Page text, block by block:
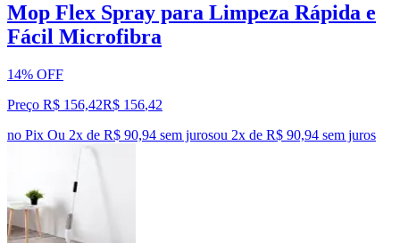
Mop Flex Spray para Limpeza Rápida e
Fácil Microfibra
14% OFF
Preço R$ 156,42R$ 156,42
no Pix Ou 2x de R$ 90,94 sem jurosou 2x de R$ 90,94 sem juros